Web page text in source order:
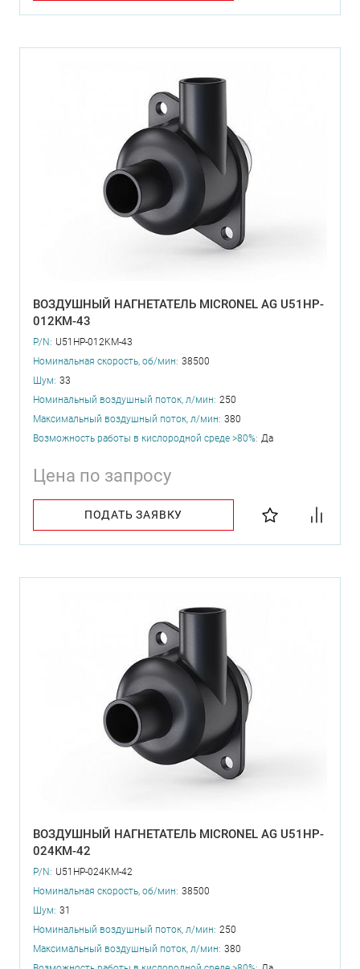
ВОЗДУШНЫЙ НАГНЕТАТЕЛЬ MICRONEL AG U51HP-
012KM-43
P/N: U51HP-012KM-43
Номинальная скорость, об/мин: 38500
Шум: 33
Номинальный воздушный поток, л/мин: 250
Максимальный воздушный поток, л/мин: 380
Возможность работы в кислородной среде >80%: Да
Цена по запросу
ПОДАТЬ ЗАЯВКУ
ВОЗДУШНЫЙ НАГНЕТАТЕЛЬ MICRONEL AG U51HP-
024KM-42
P/N: U51HP-024KM-42
Номинальная скорость, об/мин: 38500
Шум: 31
Номинальный воздушный поток, л/мин: 250
Максимальный воздушный поток, л/мин: 380